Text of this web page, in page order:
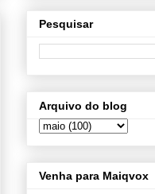
Pesquisar
Arquivo do blog
Venha para Maiqvox